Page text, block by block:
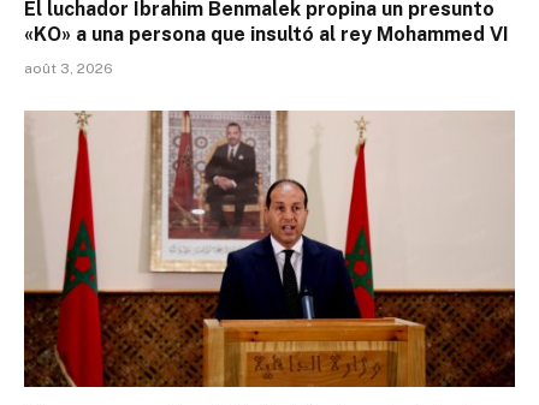
El luchador Ibrahim Benmalek propina un presunto
«KO» a una persona que insultó al rey Mohammed VI
août 3, 2026